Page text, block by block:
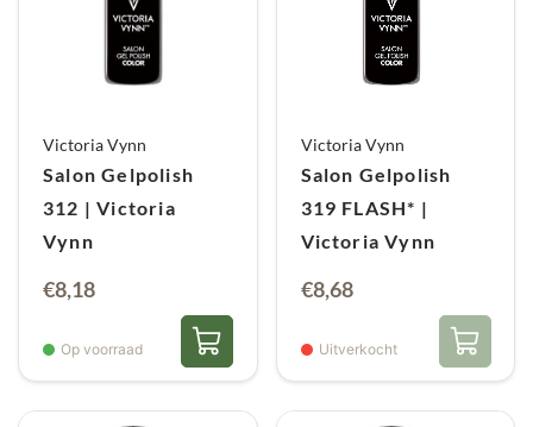
Victoria Vynn
Salon Gelpolish
312 | Victoria
Vynn
€8,18
Op voorraad
Victoria Vynn
Salon Gelpolish
319 FLASH* |
Victoria Vynn
€8,68
Uitverkocht